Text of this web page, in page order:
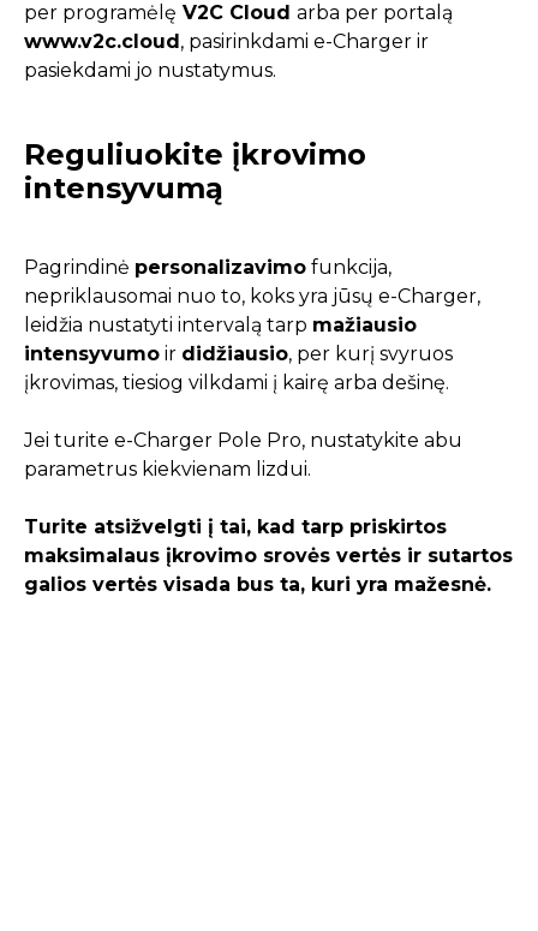
per programėlę V2C Cloud arba per portalą
www.v2c.cloud, pasirinkdami e-Charger ir
pasiekdami jo nustatymus.
Reguliuokite įkrovimo
intensyvumą
Pagrindinė personalizavimo funkcija,
nepriklausomai nuo to, koks yra jūsų e-Charger,
leidžia nustatyti intervalą tarp mažiausio
intensyvumo ir didžiausio, per kurį svyruos
įkrovimas, tiesiog vilkdami į kairę arba dešinę.
Jei turite e-Charger Pole Pro, nustatykite abu
parametrus kiekvienam lizdui.
Turite atsižvelgti į tai, kad tarp priskirtos
maksimalaus įkrovimo srovės vertės ir sutartos
galios vertės visada bus ta, kuri yra mažesnė.